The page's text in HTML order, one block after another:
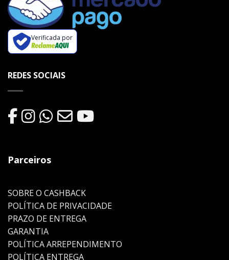
Verificada por
REDES SOCIAIS
Parceiros
SOBRE O CASHBACK
POLÍTICA DE PRIVACIDADE
PRAZO DE ENTREGA
GARANTIA
POLÍTICA ARREPENDIMENTO
POLÍTICA ENTREGA